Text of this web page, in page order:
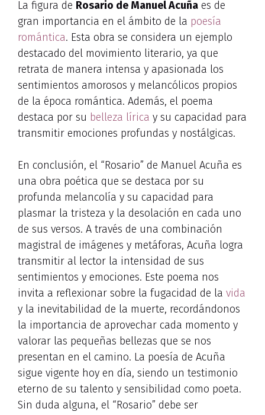
La figura de Rosario de Manuel Acuña es de
gran importancia en el ámbito de la poesía
romántica. Esta obra se considera un ejemplo
destacado del movimiento literario, ya que
retrata de manera intensa y apasionada los
sentimientos amorosos y melancólicos propios
de la época romántica. Además, el poema
destaca por su belleza lírica y su capacidad para
transmitir emociones profundas y nostálgicas.
En conclusión, el “Rosario” de Manuel Acuña es
una obra poética que se destaca por su
profunda melancolía y su capacidad para
plasmar la tristeza y la desolación en cada uno
de sus versos. A través de una combinación
magistral de imágenes y metáforas, Acuña logra
transmitir al lector la intensidad de sus
sentimientos y emociones. Este poema nos
invita a reflexionar sobre la fugacidad de la vida
y la inevitabilidad de la muerte, recordándonos
la importancia de aprovechar cada momento y
valorar las pequeñas bellezas que se nos
presentan en el camino. La poesía de Acuña
sigue vigente hoy en día, siendo un testimonio
eterno de su talento y sensibilidad como poeta.
Sin duda alguna, el “Rosario” debe ser